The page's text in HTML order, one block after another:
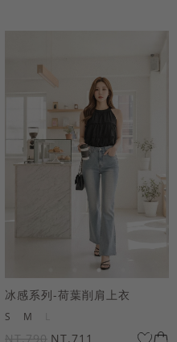
冰感系列-荷葉削肩上衣
S M
NT.790 NT.711